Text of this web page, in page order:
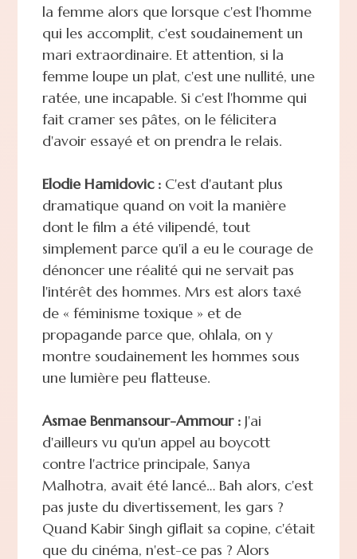
la femme alors que lorsque c'est l'homme
qui les accomplit, c'est soudainement un
mari extraordinaire. Et attention, si la
femme loupe un plat, c'est une nullité, une
ratée, une incapable. Si c'est l'homme qui
fait cramer ses pâtes, on le félicitera
d'avoir essayé et on prendra le relais.
Elodie Hamidovic :C'est d'autant plus
dramatique quand on voit la manière
dont le film a été vilipendé, tout
simplement parce qu'il a eu le courage de
dénoncer une réalité qui ne servait pas
l'intérêt des hommes. Mrs est alors taxé
de « féminisme toxique » et de
propagande parce que, ohlala, on y
montre soudainement les hommes sous
une lumière peu flatteuse.
Asmae Benmansour-Ammour :J'ai
d'ailleurs vu qu'un appel au boycott
contre l'actrice principale, Sanya
Malhotra, avait été lancé… Bah alors, c'est
pas juste du divertissement, les gars ?
Quand Kabir Singh giflait sa copine, c'était
que du cinéma, n'est-ce pas ? Alors